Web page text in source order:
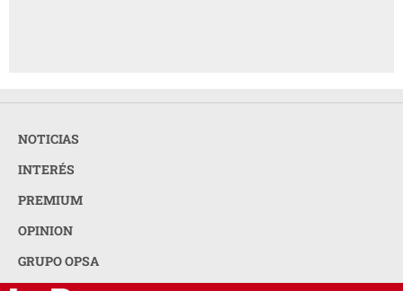
NOTICIAS
INTERÉS
PREMIUM
OPINION
GRUPO OPSA